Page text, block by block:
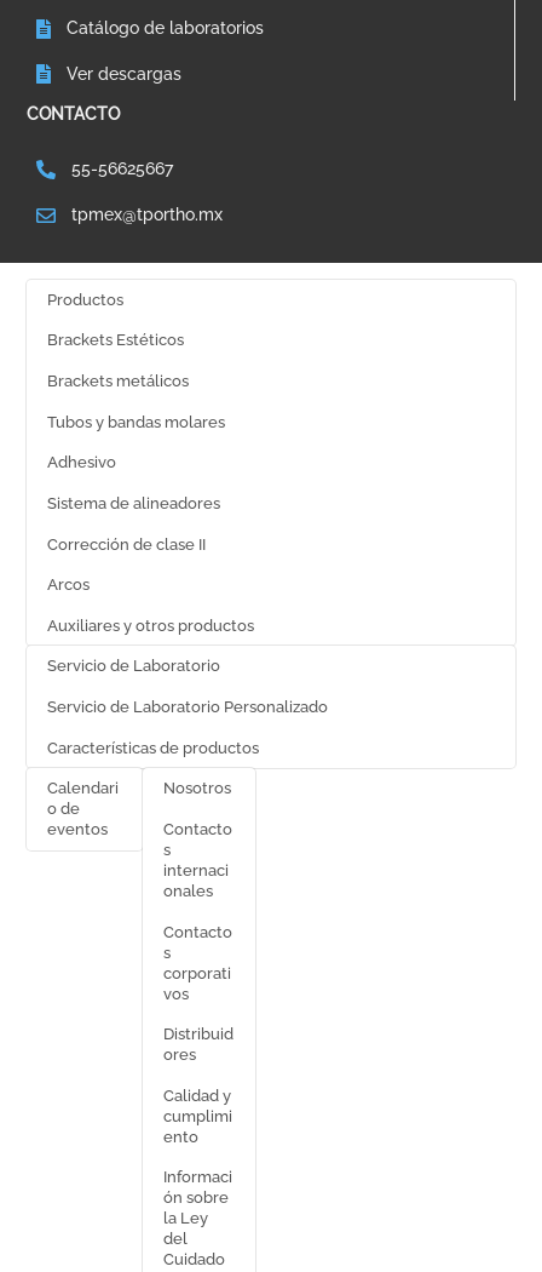
Catálogo de laboratorios
Ver descargas
CONTACTO
55-56625667
tpmex@tportho.mx
Productos
Brackets Estéticos
Brackets metálicos
Tubos y bandas molares
Adhesivo
Sistema de alineadores
Corrección de clase II
Arcos
Auxiliares y otros productos
Servicio de Laboratorio
Servicio de Laboratorio Personalizado
Características de productos
Calendari
o de
eventos
Nosotros
Contacto
s
internaci
onales
Contacto
s
corporati
vos
Distribuid
ores
Calidad y
cumplimi
ento
Informaci
ón sobre
la Ley
del
Cuidado